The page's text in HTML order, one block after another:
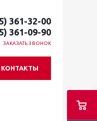
361-32-00
361-09-90
ЗАКАЗАТЬ ЗВОНОК
КОНТАКТЫ